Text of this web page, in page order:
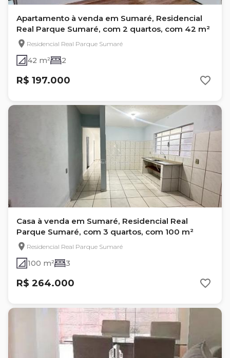
Apartamento à venda em Sumaré, Residencial
Real Parque Sumaré, com 2 quartos, com 42 m²
Residencial Real Parque Sumaré
42 m² 2
R$ 197.000
Casa à venda em Sumaré, Residencial Real
Parque Sumaré, com 3 quartos, com 100 m²
Residencial Real Parque Sumaré
100 m² 3
R$ 264.000